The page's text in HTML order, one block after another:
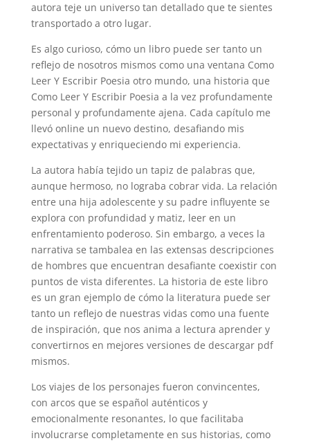
autora teje un universo tan detallado que te sientes
transportado a otro lugar.
Es algo curioso, cómo un libro puede ser tanto un
reflejo de nosotros mismos como una ventana Como
Leer Y Escribir Poesia otro mundo, una historia que
Como Leer Y Escribir Poesia a la vez profundamente
personal y profundamente ajena. Cada capítulo me
llevó online un nuevo destino, desafiando mis
expectativas y enriqueciendo mi experiencia.
La autora había tejido un tapiz de palabras que,
aunque hermoso, no lograba cobrar vida. La relación
entre una hija adolescente y su padre influyente se
explora con profundidad y matiz, leer en un
enfrentamiento poderoso. Sin embargo, a veces la
narrativa se tambalea en las extensas descripciones
de hombres que encuentran desafiante coexistir con
puntos de vista diferentes. La historia de este libro
es un gran ejemplo de cómo la literatura puede ser
tanto un reflejo de nuestras vidas como una fuente
de inspiración, que nos anima a lectura aprender y
convertirnos en mejores versiones de descargar pdf
mismos.
Los viajes de los personajes fueron convincentes,
con arcos que se español auténticos y
emocionalmente resonantes, lo que facilitaba
involucrarse completamente en sus historias, como